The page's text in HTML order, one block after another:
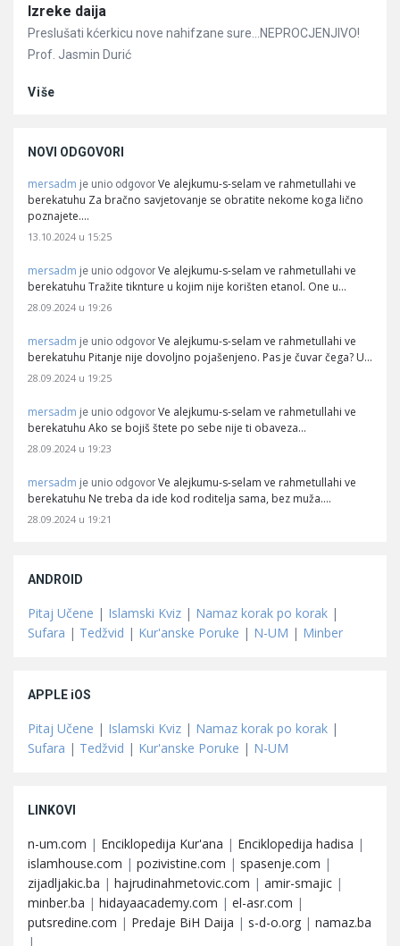
Članci
Izreke daija
Preslušati kćerkicu nove nahifzane sure…NEPROCJENJIVO!
Prof. Jasmin Durić
Više
NOVI ODGOVORI
mersadm je unio odgovor Ve alejkumu-s-selam ve rahmetullahi ve
berekatuhu Za bračno savjetovanje se obratite nekome koga lično
poznajete.…
13.10.2024 u 15:25
mersadm je unio odgovor Ve alejkumu-s-selam ve rahmetullahi ve
berekatuhu Tražite tiknture u kojim nije korišten etanol. One u…
28.09.2024 u 19:26
mersadm je unio odgovor Ve alejkumu-s-selam ve rahmetullahi ve
berekatuhu Pitanje nije dovoljno pojašenjeno. Pas je čuvar čega? U…
28.09.2024 u 19:25
mersadm je unio odgovor Ve alejkumu-s-selam ve rahmetullahi ve
berekatuhu Ako se bojiš štete po sebe nije ti obaveza…
28.09.2024 u 19:23
mersadm je unio odgovor Ve alejkumu-s-selam ve rahmetullahi ve
berekatuhu Ne treba da ide kod roditelja sama, bez muža.…
28.09.2024 u 19:21
ANDROID
Pitaj Učene | Islamski Kviz | Namaz korak po korak |
Sufara | Tedžvid | Kur'anske Poruke | N-UM | Minber
APPLE iOS
Pitaj Učene | Islamski Kviz | Namaz korak po korak |
Sufara | Tedžvid | Kur'anske Poruke | N-UM
LINKOVI
n-um.com | Enciklopedija Kur'ana | Enciklopedija hadisa |
islamhouse.com | pozivistine.com | spasenje.com |
zijadljakic.ba | hajrudinahmetovic.com | amir-smajic |
minber.ba | hidayaacademy.com | el-asr.com |
putsredine.com | Predaje BiH Daija | s-d-o.org | namaz.ba
|